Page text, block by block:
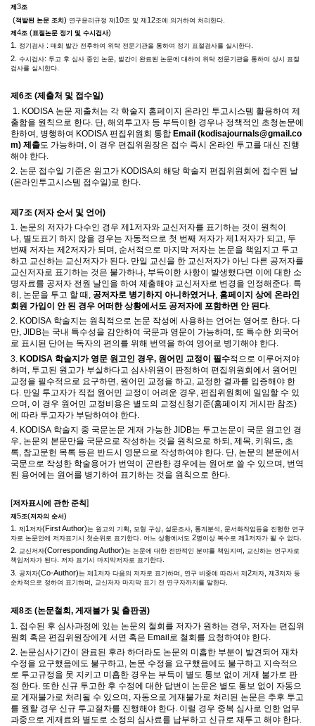
제 3조
(적발된 논문 조치 ) 연구윤리규정 제 10조 및 제 12조에 의거하여 처리한다
제 4조 (표절논문 정기 및 수시검사)
1. 정기검사 : 매회 발간 전후하여 위탁 전문기관을 통하여 정기 표절검사를 실시한다
2. 수시검사: 투고 후 심사 중인 논문
발간이 완료된 논문에 대하여 위탁 전문기관을 통하여 상시 표절
검사를 실시한다
제 6조 (제출처 및 접수일)
1. KODISA 논문 제출처는 각 학술지 홈페이지 온라인 투고시스템 활용하여 제
출함을 원칙으로 한다 단 해외투고자 등 부득이한 경우나 정책적인 초청논문에
한하여 병행하여 KODISA 편집위원회 통합 Email (kodisajournals@gmail.co
m) 제출도 가능하며 이 경우 편집위원장은 접수 즉시 온라인 투고를 대신 진행
해야 한다
2. 논문 접수일 기준은 원고가 KODISA의 해당 학술지 편집위원회에 접수된 날
(온라인투고시스템 접수일)로 한다.
제7조 (저자 순서 및 언어)
1. 논문의 저자가 다수인 경우 제1저자와 교신저자를 표기하는 것이 원칙이
나, 별도표기 하지 않을 경우는 자동적으로 첫 번째 저자가 제1저자가 되고, 두
번째 저자는 제2저자가 되며, 순서적으로 마지막 저자는 논문을 책임지고 투고
하고 교신하는 교신저자가 된다. 만일 교신을 한 교신저자가 아닌 다른 공저자를
교신저자로 표기하는 것은 불가하나, 부득이한 사항이 발생했다면 이에 대한 소
명자료를 공저자 전원 날인을 하여 제출해야 교신저자로 변경을 인정해준다. 특
히, 논문을 투고 할 때, 공저자로 병기하지 아니하였거나, 홈페이지 상에 온라인
회원 가입이 안 된 경우 어떠한 상황에서도 공저자에 포함하면 안 된다.
2. KODISA 학술지는 원칙적으로 논문 작성에 사용하는 언어는 영어로 한다. 다
만, JIDB는 국내 특수성을 감안하여 국문과 영문이 가능하며 , 또 특수한 외국어
로 표시된 단어는 독자의 편의를 위해 번역을 하여 영어로 병기해야 한다.
3. KODISA 학술지가 영문 원고인 경우, 원어민 교정이 필수적으로 이루어져야
하며 투고된 원고가 부실하다고 심사위원이 판정하여 편집위원회에서 원어민
교정을 필수적으로 요구하면 원어민 교정을 하고
교정한 결과를 입증해야 한
다 만일 투고자가 직접 원어민 교정이 어려운 경우 편집위원회에 일임할 수 있
으며 이 경우 원어민 교정비용은 별도의 교정신청기준(홈페이지 게시판 참조)
에 따라 투고자가 부담하여야 한다
4. KODISA 학술지 중 국문논문 게재 가능한 JIDB는 투고논문이 국문 원고인 경
우, 논문의 본문만을 국문으로 작성하는 것을 원칙으로 하되, 제목, 키워드, 초
록, 참고문헌 목록 등은 반드시 영문으로 작성하여야 한다. 단, 논문의 본문에서
국문으로 작성한 학술용어가 번역이 곤란한 경우에는 원어로 쓸 수 있으며, 번역
된 용어에는 원어를 병기하여 표기하는 것을 원칙으로 한다.
[저자표시에 관한 준칙]
제 5조(저자의 순서 )
1. 제 1 저자(First Author)는 원고의 기획 모형 구상 설문조사 통계분석
문서화작업등을 진행한 연구
자로 논문안에 저자표기시 첫순위로 표기한다 어느 상황에서도 2명이상 복수로 제 1 저자가 될 수 없다
2. 교신저자(Corresponding Author)는 논문에 대한 전반적인 분야를 책임지며 , 교신하는 연구자로
책임저자가 된다. 저자 표기시 마지막저자로 표기한다.
3. 공저자(Co-Author)는 제 1 저자 다음의 저자로 표기하며 연구 비중에 따라서 제2저자 제3저자 등
순차적으로 정하여 표기하며
교신저자 마지막 표기 전 연구자까지를 말한다
제 8조 (논문철회, 게재불가 및 출판권)
1. 접수된 후 심사과정에 있는 논문의 철회를 저자가 원하는 경우 저자는 편집위
원회 혹은 편집위원장에게 서면 혹은 Email 로 철회를 요청하여야 한다
2. 논문심사기간이 완료된 후라 하더라도 논문의 미흡한 부분이 발견되어 재차
수정을 요구했음에도 불구하고, 논문 수정을 요구했음에도 불구하고 지속적으
로 투고규정을 못 지키고 미흡한 경우는 부득이 별도 통보 없이 게재 불가로 판
정 한다. 또한 신규 투고한 후 수정에 대한 답변이 논문은 별도 통보 없이 자동으
로 게재불가로 처리될 수 있으며 , 자동으로 게재불가로 처리된 논문은 추후 투고
를 원할 경우 신규 투고절차를 진행해야 한다. 이럴 경우 중복 심사로 인한 업무
과중으로 게재료와 별도로 소정의 심사료를 납부하고 신규로 재투고 해야 한다.